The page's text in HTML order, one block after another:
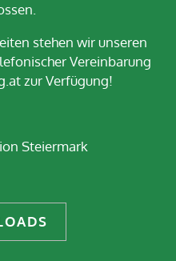
stehen wir unseren
Vereinbarung
zur Verfügung!
Steiermark